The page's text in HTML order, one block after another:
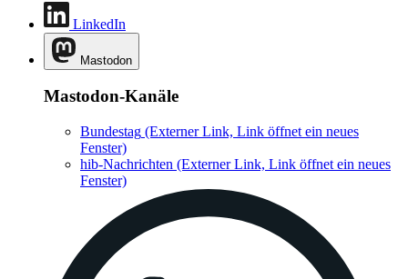
LinkedIn
Mastodon
Mastodon-Kanäle
Bundestag (Externer Link, Link öffnet ein neues
Fenster)
hib-Nachrichten (Externer Link, Link öffnet ein neues
Fenster)